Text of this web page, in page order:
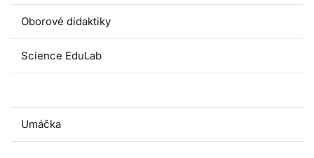
Oborové didaktiky
Science EduLab
Umáčka